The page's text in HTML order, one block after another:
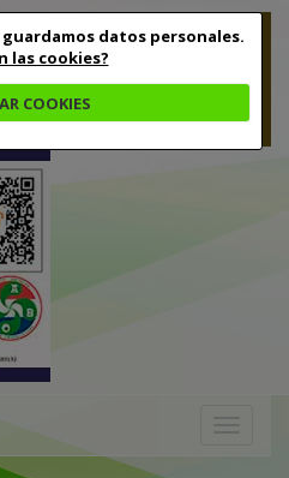
datos personales.
las cookies?
COOKIES